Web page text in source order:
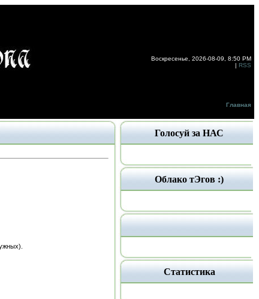
Воскресенье, 2026-08-09, 8:50 PM
| RSS
Главная
Голосуй за НАС
Облако тЭгов :)
Статистика